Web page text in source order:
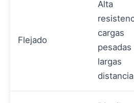
Flejado
Alta
cargas
pesadas
largas